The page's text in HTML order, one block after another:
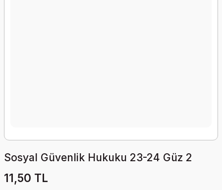
Sosyal Güvenlik Hukuku 23-24 Güz 2
11,50 TL